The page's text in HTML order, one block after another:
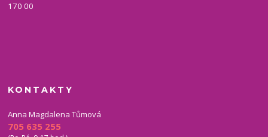
170 00
KONTAKTY
Anna Magdalena Tůmová
705 635 255